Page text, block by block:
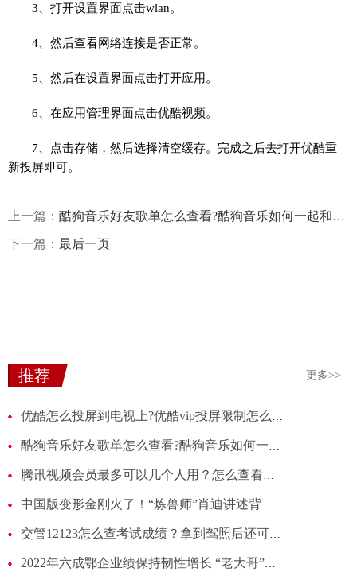
3、打开设置界面点击wlan。
4、然后查看网络连接是否正常。
5、然后在设置界面点击打开应用。
6、在应用管理界面点击优酷视频。
7、点击存储，然后选择清空缓存。完成之后去打开优酷重
新投屏即可。
上一篇： 酷狗音乐好友歌单怎么查看?酷狗音乐如何一起和好友听歌?
下一篇： 最后一页
推荐 更多>>
优酷怎么投屏到电视上?优酷vip投屏限制怎么解决?
酷狗音乐好友歌单怎么查看?酷狗音乐如何一起和好友听歌?
腾讯视频会员最多可以几个人用？怎么查看腾讯会员账号有几个人用?
中国版变形金刚火了！“炼兽师”肖迪讲述背后故事
交管12123怎么查考试成绩？拿到驾照后还可以查到考试成绩吗？
2022年六成鄂企业绩保持韧性增长 “老大哥”稳中向好“新生代”势头强劲-全球头条